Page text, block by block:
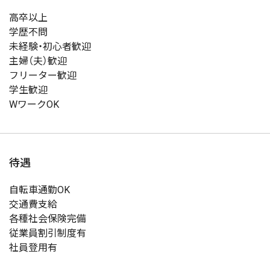
高卒以上
学歴不問
未経験・初心者歓迎
主婦（夫）歓迎
フリーター歓迎
学生歓迎
WワークOK
待遇
自転車通勤OK
交通費支給
各種社会保険完備
従業員割引制度有
社員登用有